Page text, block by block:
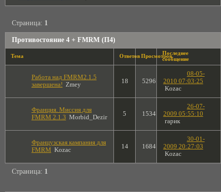
Противостояние 4 + FMRM (П4)
Страница: 1
Тема Ответов ПросмотровПоследнее
сообщение
Работа над FMRM2.1.5
завершена! Zmey 18 5296
08-05-
2010 07:03:25
Kozac
Франция. Миссия для
FMRM 2.1.3 Morbid_Dezir 5 1534
26-07-
2009 05:55:10
гарик
Французская кампания для
FMRM Kozac 14 1684
30-01-
2009 20:27:03
Kozac
Страница: 1